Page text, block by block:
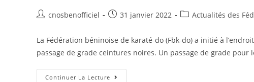
cnosbenofficiel 31 janvier 2022 Actualités des
La Fédération béninoise de karaté-do (Fbk-do) a initié à
passage de grade ceintures noires. Un passage de grade pour
Continuer La Lecture